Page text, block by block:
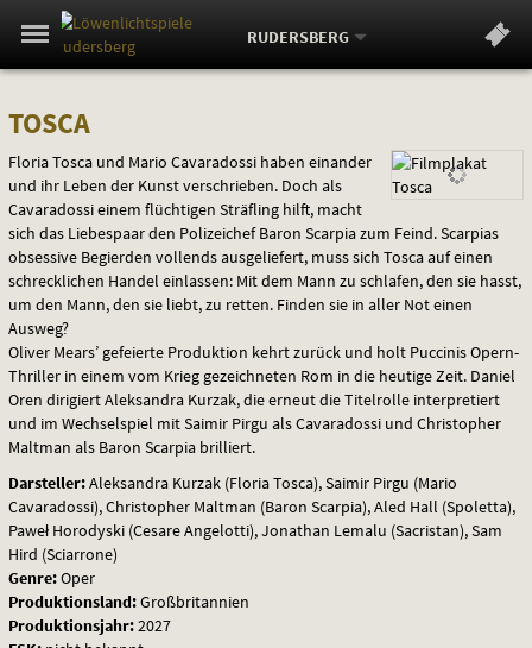
Springe
zum
,zum
.
Navigation
Service
Menü
Gehe
zur
Startseite:
Standortauswahl
Standort:
RUDERSBERG
TOSCA
TOSCA
Floria Tosca und Mario Cavaradossi haben einander
und ihr Leben der Kunst verschrieben. Doch als
Cavaradossi einem flüchtigen Sträfling hilft, macht
sich das Liebespaar den Polizeichef Baron Scarpia zum Feind. Scarpias
obsessive Begierden vollends ausgeliefert, muss sich Tosca auf einen
schrecklichen Handel einlassen: Mit dem Mann zu schlafen, den sie hasst,
um den Mann, den sie liebt, zu retten. Finden sie in aller Not einen
Ausweg?
Oliver Mears’ gefeierte Produktion kehrt zurück und holt Puccinis Opern-
Thriller in einem vom Krieg gezeichneten Rom in die heutige Zeit. Daniel
Oren dirigiert Aleksandra Kurzak, die erneut die Titelrolle interpretiert
und im Wechselspiel mit Saimir Pirgu als Cavaradossi und Christopher
Maltman als Baron Scarpia brilliert.
Darsteller:Aleksandra Kurzak (Floria Tosca), Saimir Pirgu (Mario
Cavaradossi), Christopher Maltman (Baron Scarpia), Aled Hall (Spoletta),
Paweł Horodyski (Cesare Angelotti), Jonathan Lemalu (Sacristan), Sam
Hird (Sciarrone)
Genre:Oper
Produktionsland:Großbritannien
Produktionsjahr:2027